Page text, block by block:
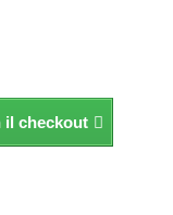
il checkout